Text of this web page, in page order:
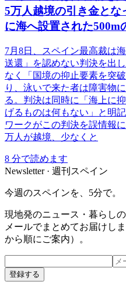
5万人越境の引き金とな
に海へ設置された500m
7月8日、スペイン最高裁は
送還」を認めない判決を出
なく「国境の抑止要素を突
り、泳いで来た者は障害物
る。判決は同時に「海上に
げるものは何もない」と明
ワークがこの判決を誤情報
万人が越境、少なくと
8 分で読めます
Newsletter · 週刊スペイン
今週のスペインを、5分で。
現地発のニュース・暮らし
メールでまとめてお届けし
から順にご案内）。
登録する